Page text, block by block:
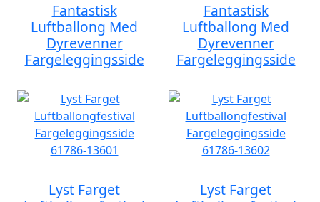
Fantastisk
Luftballong Med
Dyrevenner
Fargeleggingsside
Fantastisk
Luftballong Med
Dyrevenner
Fargeleggingsside
Lyst Farget
Lyst Farget